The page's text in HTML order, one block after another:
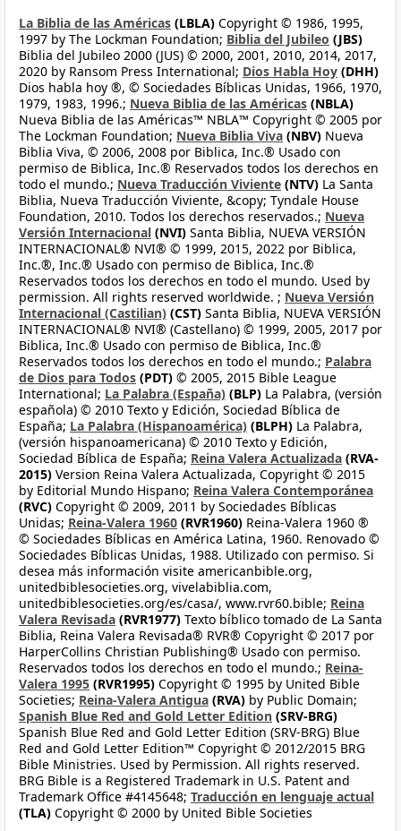
La Biblia de las Américas (LBLA) Copyright © 1986, 1995,
1997 by The Lockman Foundation; Biblia del Jubileo (JBS)
Biblia del Jubileo 2000 (JUS) © 2000, 2001, 2010, 2014, 2017,
2020 by Ransom Press International; Dios Habla Hoy (DHH)
Dios habla hoy ®, © Sociedades Bíblicas Unidas, 1966, 1970,
1979, 1983, 1996.; Nueva Biblia de las Américas (NBLA)
Nueva Biblia de las Américas™ NBLA™ Copyright © 2005 por
The Lockman Foundation; Nueva Biblia Viva (NBV) Nueva
Biblia Viva, © 2006, 2008 por Biblica, Inc.® Usado con
permiso de Biblica, Inc.® Reservados todos los derechos en
todo el mundo.; Nueva Traducción Viviente (NTV) La Santa
Biblia, Nueva Traducción Viviente, &copy; Tyndale House
Foundation, 2010. Todos los derechos reservados.; Nueva
Versión Internacional (NVI) Santa Biblia, NUEVA VERSIÓN
INTERNACIONAL® NVI® © 1999, 2015, 2022 por Biblica,
Inc.®, Inc.® Usado con permiso de Biblica, Inc.®
Reservados todos los derechos en todo el mundo. Used by
permission. All rights reserved worldwide. ; Nueva Versión
Internacional (Castilian) (CST) Santa Biblia, NUEVA VERSIÓN
INTERNACIONAL® NVI® (Castellano) © 1999, 2005, 2017 por
Biblica, Inc.® Usado con permiso de Biblica, Inc.®
Reservados todos los derechos en todo el mundo.; Palabra
de Dios para Todos (PDT) © 2005, 2015 Bible League
International; La Palabra (España) (BLP) La Palabra, (versión
española) © 2010 Texto y Edición, Sociedad Bíblica de
España; La Palabra (Hispanoamérica) (BLPH) La Palabra,
(versión hispanoamericana) © 2010 Texto y Edición,
Sociedad Bíblica de España; Reina Valera Actualizada (RVA-
2015) Version Reina Valera Actualizada, Copyright © 2015
by Editorial Mundo Hispano; Reina Valera Contemporánea
(RVC) Copyright © 2009, 2011 by Sociedades Bíblicas
Unidas; Reina-Valera 1960 (RVR1960) Reina-Valera 1960 ®
© Sociedades Bíblicas en América Latina, 1960. Renovado ©
Sociedades Bíblicas Unidas, 1988. Utilizado con permiso. Si
desea más información visite americanbible.org,
unitedbiblesocieties.org, vivelabiblia.com,
unitedbiblesocieties.org/es/casa/, www.rvr60.bible; Reina
Valera Revisada (RVR1977) Texto bíblico tomado de La Santa
Biblia, Reina Valera Revisada® RVR® Copyright © 2017 por
HarperCollins Christian Publishing® Usado con permiso.
Reservados todos los derechos en todo el mundo.; Reina-
Valera 1995 (RVR1995) Copyright © 1995 by United Bible
Societies; Reina-Valera Antigua (RVA) by Public Domain;
Spanish Blue Red and Gold Letter Edition (SRV-BRG)
Spanish Blue Red and Gold Letter Edition (SRV-BRG) Blue
Red and Gold Letter Edition™ Copyright © 2012/2015 BRG
Bible Ministries. Used by Permission. All rights reserved.
BRG Bible is a Registered Trademark in U.S. Patent and
Trademark Office #4145648; Traducción en lenguaje actual
(TLA) Copyright © 2000 by United Bible Societies